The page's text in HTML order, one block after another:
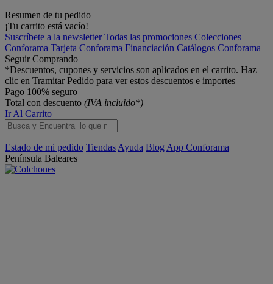
Resumen de tu pedido
¡Tu carrito está vacío!
Suscríbete a la newsletter Todas las promociones Colecciones
Conforama Tarjeta Conforama Financiación Catálogos Conforama
Seguir Comprando
*Descuentos, cupones y servicios son aplicados en el carrito. Haz
clic en Tramitar Pedido para ver estos descuentos e importes
Pago 100% seguro
Total con descuento (IVA incluido*)
Ir Al Carrito
Estado de mi pedido Tiendas Ayuda Blog App Conforama
Península Baleares